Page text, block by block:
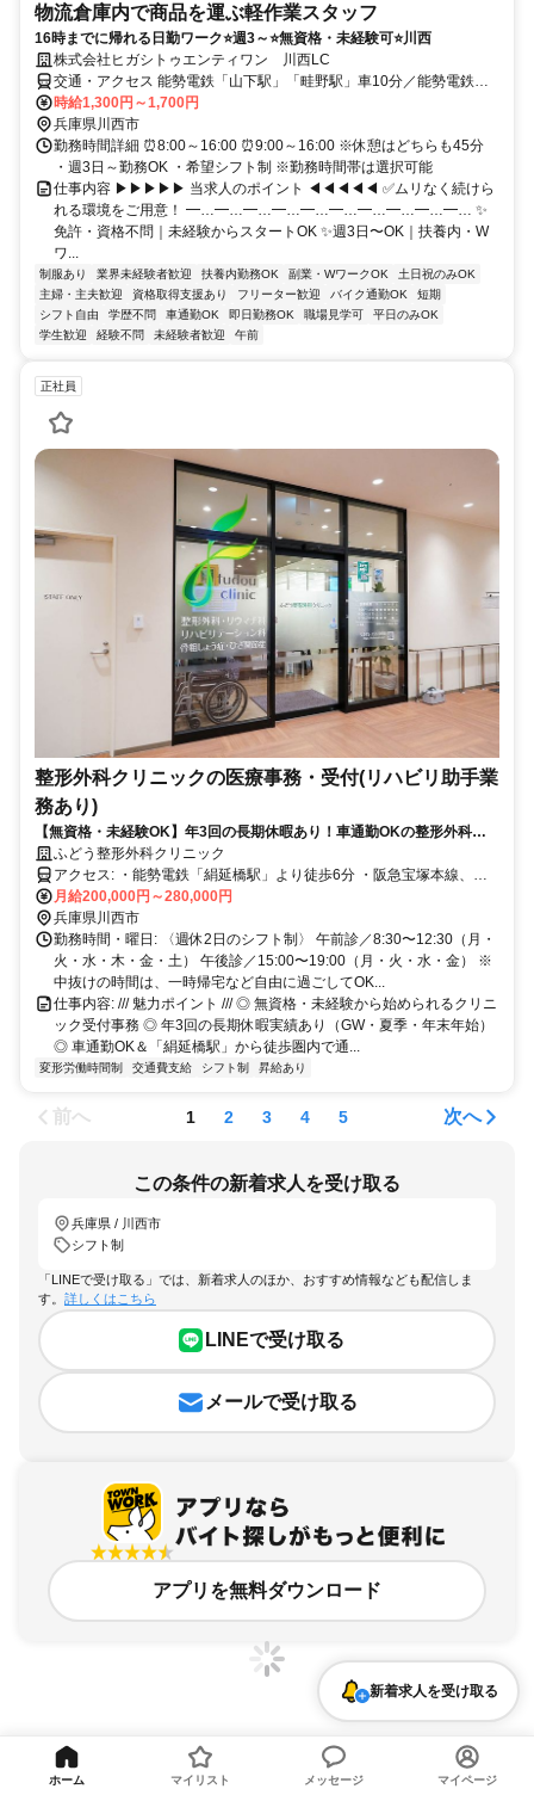
物流倉庫内で商品を運ぶ軽作業スタッフ
16時までに帰れる日勤ワーク⭐週3～⭐無資格・未経験可⭐川西
株式会社ヒガシトゥエンティワン 川西LC
交通・アクセス 能勢電鉄「山下駅」「畦野駅」車10分／能勢電鉄
「日生中央駅」車7分／バス停「石道口」より徒歩10分 ★車・自転車
通勤OK （無料駐車場あり）
時給1,300円～1,700円
兵庫県川西市
勤務時間詳細 ⏰8:00～16:00 ⏰9:00～16:00 ※休憩はどちらも45分
・週3日～勤務OK ・希望シフト制 ※勤務時間帯は選択可能
仕事内容 ▶▶▶▶▶ 当求人のポイント ◀◀◀◀◀ ✅ムリなく続けら
れる環境をご用意！ ━…━…━…━…━…━…━…━…━…━… ✨
免許・資格不問｜未経験からスタートOK ✨週3日〜OK｜扶養内・W
ワ...
制服あり 業界未経験者歓迎 扶養内勤務OK 副業・WワークOK
土日祝のみOK
主婦・主夫歓迎
資格取得支援あり フリーター歓迎 バイク通勤OK
短期
シフト自由
学歴不問 車通勤OK 即日勤務OK 職場見学可
平日のみOK
学生歓迎
経験不問 未経験者歓迎 午前
正社員
整形外科クリニックの医療事務・受付(リハビリ助手業
務あり)
【無資格・未経験OK】年3回の長期休暇あり！車通勤OKの整形外科ク
リニック受付事務／月給20〜23万円
ふどう整形外科クリニック
アクセス: ・能勢電鉄「絹延橋駅」より徒歩6分 ・阪急宝塚本線、能
勢電鉄「川西能勢口駅」より徒歩15分 ※車通勤OK ※バイク・自転車
通勤OK ※駐車場代補助あり
月給200,000円～280,000円
兵庫県川西市
勤務時間・曜日: 〈週休2日のシフト制〉 午前診／8:30〜12:30（月・
火・水・木・金・土） 午後診／15:00〜19:00（月・火・水・金） ※
中抜けの時間は、一時帰宅など自由に過ごしてOK...
仕事内容: /// 魅力ポイント /// ◎ 無資格・未経験から始められるクリニ
ック受付事務 ◎ 年3回の長期休暇実績あり（GW・夏季・年末年始）
◎ 車通勤OK＆「絹延橋駅」から徒歩圏内で通...
変形労働時間制 交通費支給 シフト制 昇給あり
前へ 1 2 3 4 5 次へ
この条件の新着求人を受け取る
兵庫県 / 川西市
シフト制
「LINEで受け取る」では、新着求人のほか、おすすめ情報なども配信しま
す。 詳しくはこちら
LINEで受け取る
メールで受け取る
アプリを無料ダウンロード
兵庫県、川西市、シフト制のアルバイト・バイト求人情報
新着求人を受け取る
ホーム マイリスト メッセージ マイページ